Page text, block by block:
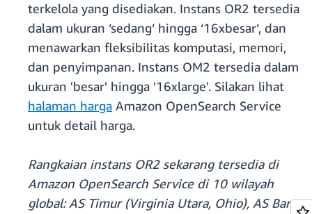
terkelola yang disediakan. Instans OR2 tersedia
dalam ukuran ‘sedang’ hingga ‘16xbesar’, dan
menawarkan fleksibilitas komputasi, memori,
dan penyimpanan. Instans OM2 tersedia dalam
ukuran 'besar' hingga '16xlarge'. Silakan lihat
halaman harga Amazon OpenSearch Service
untuk detail harga.
Rangkaian instans OR2 sekarang tersedia di
Amazon OpenSearch Service di 10 wilayah
global: AS Timur (Virginia Utara, Ohio), AS Barat